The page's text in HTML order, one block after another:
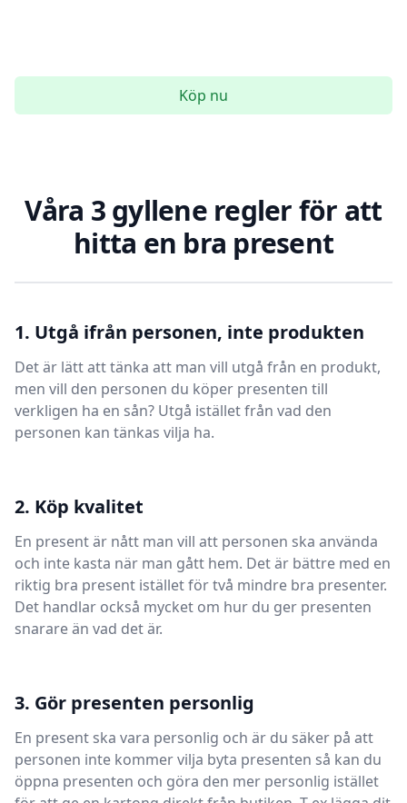
Köp nu
Våra 3 gyllene regler för att
hitta en bra present
1. Utgå ifrån personen, inte produkten
Det är lätt att tänka att man vill utgå från en produkt,
men vill den personen du köper presenten till
verkligen ha en sån? Utgå istället från vad den
personen kan tänkas vilja ha.
2. Köp kvalitet
En present är nått man vill att personen ska använda
och inte kasta när man gått hem. Det är bättre med en
riktig bra present istället för två mindre bra presenter.
Det handlar också mycket om hur du ger presenten
snarare än vad det är.
3. Gör presenten personlig
En present ska vara personlig och är du säker på att
personen inte kommer vilja byta presenten så kan du
öppna presenten och göra den mer personlig istället